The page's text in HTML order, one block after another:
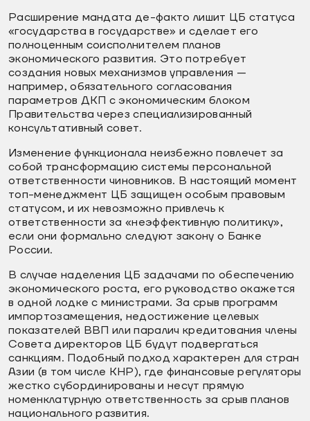
Расширение мандата де-факто лишит ЦБ статуса
«государства в государстве» и сделает его
полноценным соисполнителем планов
экономического развития. Это потребует
создания новых механизмов управления —
например, обязательного согласования
параметров ДКП с экономическим блоком
Правительства через специализированный
консультативный совет.
Изменение функционала неизбежно повлечет за
собой трансформацию системы персональной
ответственности чиновников. В настоящий момент
топ-менеджмент ЦБ защищен особым правовым
статусом, и их невозможно привлечь к
ответственности за «неэффективную политику»,
если они формально следуют закону о Банке
России.
В случае наделения ЦБ задачами по обеспечению
экономического роста, его руководство окажется
в одной лодке с министрами. За срыв программ
импортозамещения, недостижение целевых
показателей ВВП или паралич кредитования члены
Совета директоров ЦБ будут подвергаться
санкциям. Подобный подход характерен для стран
Азии (в том числе КНР), где финансовые регуляторы
жестко субординированы и несут прямую
номенклатурную ответственность за срыв планов
национального развития.